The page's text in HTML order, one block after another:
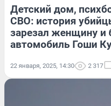
Детский дом,
СВО: история
зарезал женщину и
автомобиль Гоши
22 января, 2025, 14:30 2 317